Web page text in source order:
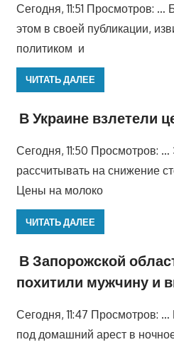
Сегодня, 11:51 Просмотров:
этом в своей публикации,
политиком и
ЧИТАТЬ ДАЛЕЕ
В Украине взлетели
Сегодня, 11:50 Просмотров:
рассчитывать на снижение
Цены на молоко
ЧИТАТЬ ДАЛЕЕ
В Запорожской
похитили мужчину и
Сегодня, 11:47 Просмотров:
под домашний арест в